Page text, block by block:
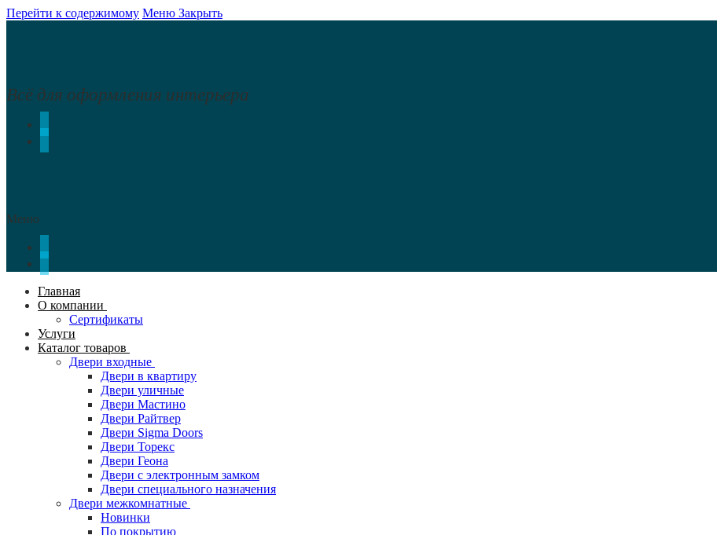
Перейти к содержимому Меню Закрыть
Всё для оформления интерьера
Меню
Главная
О компании
Сертификаты
Услуги
Каталог товаров
Двери входные
Двери в квартиру
Двери уличные
Двери Мастино
Двери Райтвер
Двери Sigma Doors
Двери Торекс
Двери Геона
Двери с электронным замком
Двери специального назначения
Двери межкомнатные
Новинки
По покрытию